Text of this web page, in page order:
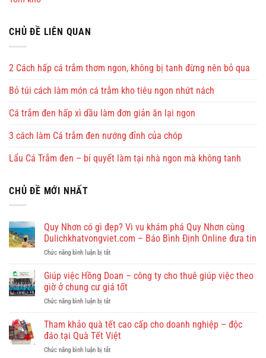
CHỦ ĐỀ LIÊN QUAN
2 Cách hấp cá trắm thơm ngon, không bị tanh đừng nên bỏ qua
Bỏ túi cách làm món cá trắm kho tiêu ngon nhứt nách
Cá trắm đen hấp xì dầu làm đơn giản ăn lại ngon
3 cách làm Cá trắm đen nướng đỉnh của chóp
Lẩu Cá Trắm đen – bí quyết làm tại nhà ngon mà không tanh
CHỦ ĐỀ MỚI NHẤT
Quy Nhơn có gì đẹp? Vi vu khám phá Quy Nhơn cùng
Dulichkhatvongviet.com – Báo Bình Định Online đưa tin
Chức năng bình luận bị tắtở
Nhơn
có
gì
đẹp?
vu
khám
phá
Quy
Giúp việc Hồng Doan – công ty cho thuê giúp việc theo
giờ ở chung cư giá tốt
Chức năng bình luận bị tắtở
việc
Hồng
Doan
–
Tham khảo quà tết cao cấp cho doanh nghiệp – độc
đáo tại Quà Tết Việt
Chức năng bình luận bị tắtở